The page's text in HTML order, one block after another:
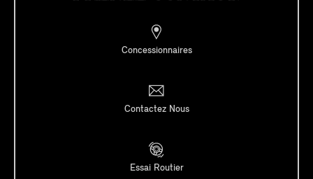
Concessionnaires
Contactez Nous
Essai Routier